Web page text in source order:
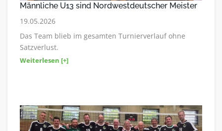
Männliche U13 sind Nordwestdeutscher Meister
19.05.2026
Das Team blieb im gesamten Turnierverlauf ohne
Satzverlust.
Weiterlesen [+]